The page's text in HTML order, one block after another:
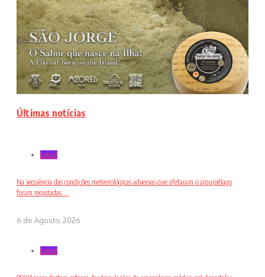
Últimas notícias
Local
Na sequência das condições meteorológicas adversas que afetaram o arquipélago
foram registadas ...
6 de Agosto, 2026
Local